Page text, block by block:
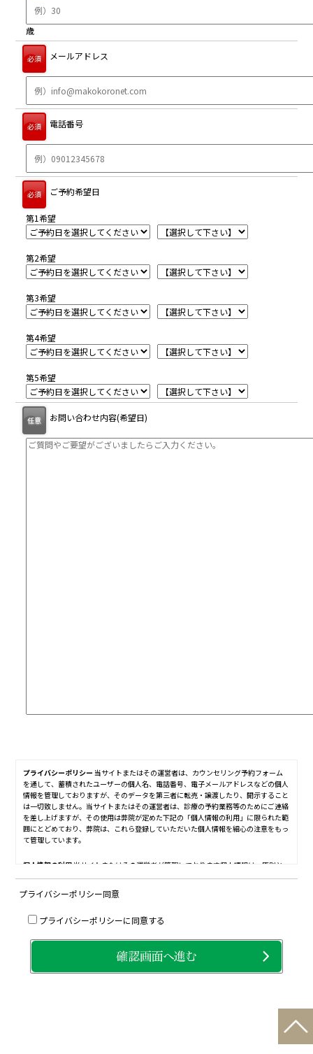
歳
必須 メールアドレス
必須 電話番号
必須 ご予約希望日
第1希望
第2希望
第3希望
第4希望
第5希望
任意 お問い合わせ内容(希望日)
プライバシーポリシー 当サイトまたはその運営者は、カウンセリング予約フォーム
を通して、蓄積されたユーザーの個人名、電話番号、電子メールアドレスなどの個人
情報を管理しておりますが、そのデータを第三者に転売・譲渡したり、開示すること
は一切致しません。当サイトまたはその運営者は、診療の予約業務等のためにご連絡
を差し上げますが、その使用は弊院が定めた下記の「個人情報の利用」に限られた範
囲にとどめており、弊院は、これら登録していただいた個人情報を細心の注意をもっ
て管理しています。
個人情報の利用 当サイトまたはその運営者が管理しております個人情報は、原則と
して情報を入手したサービス範囲内でのみ利用させていただきます。
個人情報の取り扱いに関する使用例は次の通りです。
使用致します。天災・交通機関の事情など、やむを得ず休診になる場合のご連絡の際
に使用する事がございます。個人情報の管理に関しては、情報保護の担当責任者を決
内容を予告なく変更することがありますので、予めご了承くださいますよう、よろし
プライバシーポリシー同意
プライバシーポリシーに同意する